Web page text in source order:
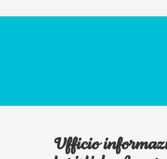
Ufficio